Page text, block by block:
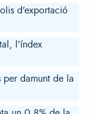
d’exportació
l’índex
per damunt de la